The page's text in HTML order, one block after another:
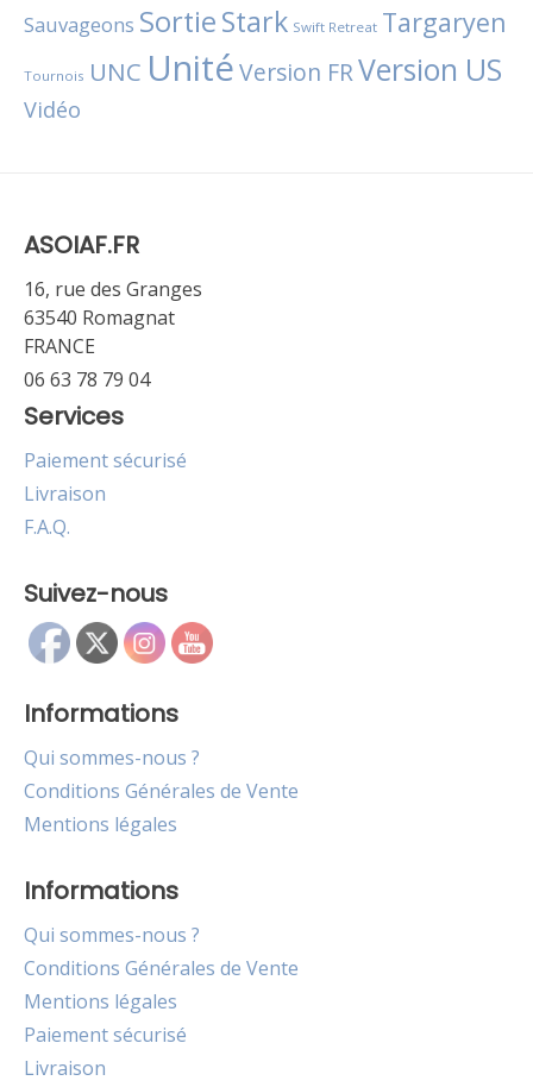
Sauvageons SortieStark Swift Retreat Targaryen
Tournois UNC UnitéVersion FRVersion US
Vidéo
ASOIAF.FR
16, rue des Granges
63540 Romagnat
FRANCE
06 63 78 79 04
Services
Paiement sécurisé
Livraison
F.A.Q.
Suivez-nous
Informations
Qui sommes-nous ?
Conditions Générales de Vente
Mentions légales
Informations
Qui sommes-nous ?
Conditions Générales de Vente
Mentions légales
Paiement sécurisé
Livraison